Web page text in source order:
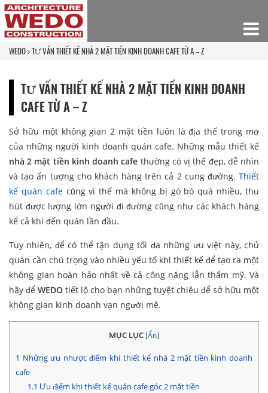
WEDO TƯ VẤN THIẾT KẾ NHÀ 2 MẶT TIỀN KINH DOANH CAFE TỪ A – Z
TƯ VẤN THIẾT KẾ NHÀ 2 MẶT TIỀN KINH DOANH
CAFE TỪ A – Z
Sở hữu một không gian 2 mặt tiền luôn là địa thế trong mơ
của những người kinh doanh quán cafe. Những mẫu thiết kế
nhà 2 mặt tiền kinh doanh cafe thường có vị thế đẹp, dễ nhìn
và tạo ấn tượng cho khách hàng trên cả 2 cung đường. Thiết
kế quán cafecũng vì thế mà không bị gò bó quá nhiều, thu
hút được lượng lớn người đi đường cũng như các khách hàng
kể cả khi đến quán lần đầu.
Tuy nhiên, để có thể tận dụng tối đa những ưu việt này, chủ
quán cần chú trọng vào nhiều yếu tố khi thiết kế để tạo ra một
không gian hoàn hảo nhất về cả công năng lẫn thẩm mỹ. Và
hãy để WEDO tiết lộ cho bạn những tuyệt chiêu để sở hữu một
không gian kinh doanh vạn người mê.
MỤC LỤC [Ẩn]
1 Những ưu nhược điểm khi thiết kế nhà 2 mặt tiền kinh doanh
cafe
1.1 Ưu điểm khi thiết kế quán cafe góc 2 mặt tiền